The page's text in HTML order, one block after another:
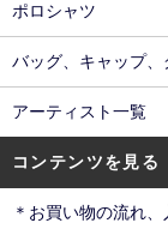
ポロシャツ
バッグ、キャップ、
アーティスト一覧
コンテンツを見る
＊お買い物の流れ